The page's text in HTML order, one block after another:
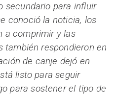
secundario para influir
conoció la noticia, los
a comprimir y las
respondieron en
de canje dejó en
listo para seguir
para sostener el tipo de